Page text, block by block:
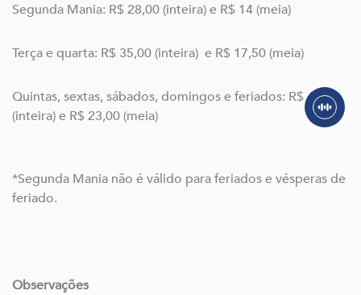
Segunda Mania: R$ 28,00 (inteira) e R$ 14 (meia)
Terça e quarta: R$ 35,00 (inteira) e R$ 17,50 (meia)
Quintas, sextas, sábados, domingos e feriados: R$ 46,00
(inteira) e R$ 23,00 (meia)
*Segunda Mania não é válido para feriados e vésperas de
feriado.
Observações